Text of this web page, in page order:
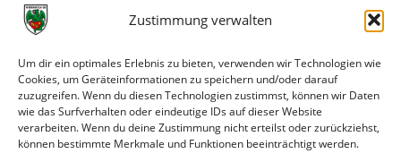
Zustimmung verwalten
Um dir ein optimales Erlebnis zu bieten, verwenden wir Technologien wie
Cookies, um Geräteinformationen zu speichern und/oder darauf
zuzugreifen. Wenn du diesen Technologien zustimmst, können wir Daten
wie das Surfverhalten oder eindeutige IDs auf dieser Website
verarbeiten. Wenn du deine Zustimmung nicht erteilst oder zurückziehst,
können bestimmte Merkmale und Funktionen beeinträchtigt werden.
30. Juli 2026
28. Juli 2026
Neuer Rückensponsor
28. Juli 2026
Neue Podcast-Folge: So tickt Björn!